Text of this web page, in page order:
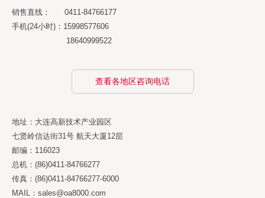
销售直线： 0411-84766177
手机(24小时)：15998577606
18640999522
查看各地区咨询电话
地址：大连高新技术产业园区
七贤岭信达街31号 航天大厦12层
邮编：116023
总机：(86)0411-84766277
传真：(86)0411-84766277-6000
MAIL：sales@oa8000.com